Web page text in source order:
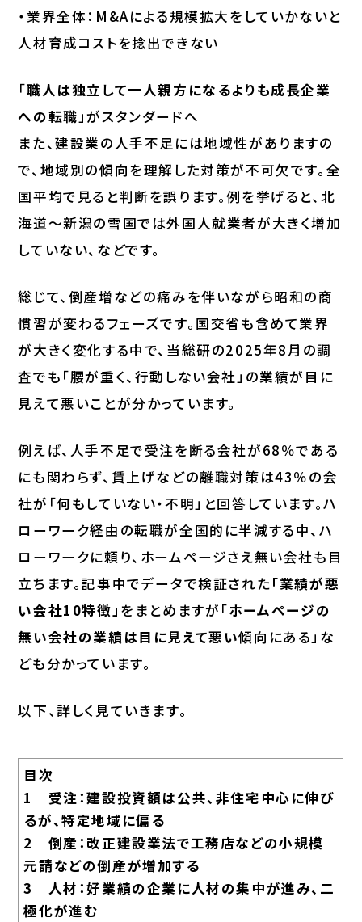
・業界全体：M&Aによる規模拡大をしていかないと
人材育成コストを捻出できない
「職人は独立して一人親方になるよりも成長企業
への転職 」がスタンダードへ
また、建設業の人手不足には地域性がありますの
で、地域別の傾向を理解した対策が不可欠です。全
国平均で見ると判断を誤ります。例を挙げると、北
海道～新潟の雪国では外国人就業者が大きく増加
していない、などです。
総じて、倒産増などの痛みを伴いながら昭和の商
慣習が変わるフェーズです。国交省も含めて業界
が大きく変化する中で、当総研の2025年8月の調
査でも「腰が重く、行動しない会社」の業績が目に
見えて悪いことが分かっています。
例えば、人手不足で受注を断る会社が68％である
にも関わらず、賃上げなどの離職対策は43％の会
社が「何もしていない・不明」と回答しています。ハ
ローワーク経由の転職が全国的に半減する中、ハ
ローワークに頼り、ホームページさえ無い会社も目
立ちます。記事中でデータで検証された「業績が悪
い会社10特徴」 をまとめますが「ホームページの
無い会社の業績は目に見えて悪い傾向にある」な
ども分かっています。
以下、詳しく見ていきます。
目次
1 受注：建設投資額は公共、非住宅中心に伸び
るが、特定地域に偏る
2 倒産：改正建設業法で工務店などの小規模
元請などの倒産が増加する
3 人材：好業績の企業に人材の集中が進み、二
極化が進む